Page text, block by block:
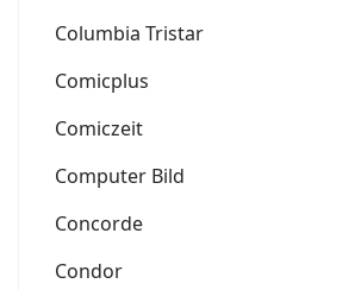
Columbia Tristar
Comicplus
Comiczeit
Computer Bild
Concorde
Condor